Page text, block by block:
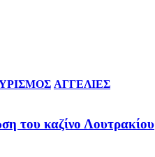
ΑΓΓΕΛΙΕΣ
του καζίνο Λουτρακίου